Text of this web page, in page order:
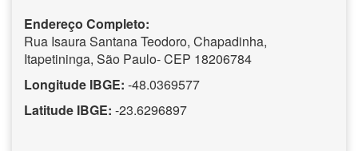
Endereço Completo:
Rua Isaura Santana Teodoro, Chapadinha,
Itapetininga, São Paulo- CEP 18206784
Longitude IBGE: -48.0369577
Latitude IBGE: -23.6296897